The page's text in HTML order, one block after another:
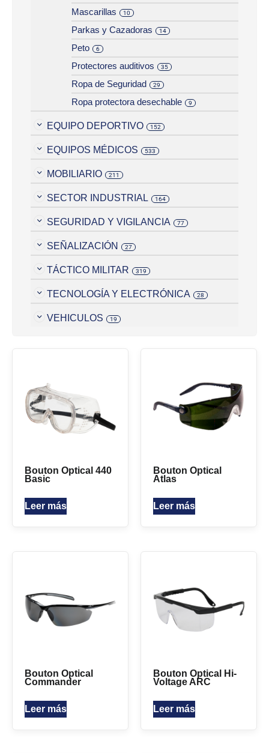
Mascarillas 10
Parkas y Cazadoras 14
Peto 6
Protectores auditivos 35
Ropa de Seguridad 29
Ropa protectora desechable 9
EQUIPO DEPORTIVO 152
EQUIPOS MÉDICOS 533
MOBILIARIO 211
SECTOR INDUSTRIAL 164
SEGURIDAD Y VIGILANCIA 77
SEÑALIZACIÓN 27
TÁCTICO MILITAR 319
TECNOLOGÍA Y ELECTRÓNICA 28
VEHICULOS 19
Bouton Optical 440
Basic
Leer más
Bouton Optical
Atlas
Leer más
Bouton Optical
Commander
Leer más
Bouton Optical Hi-
Voltage ARC
Leer más